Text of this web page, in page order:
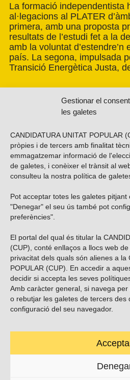
Gestionar el
les galetes
CANDIDATURA UNITAT POPULAR
pròpies i de tercers amb finalitat
emmagatzemar informació de
de galetes, i conèixer el trànsit al
consulteu la nostra política de
Pot acceptar totes les galetes pitjant
"Denegar" el seu ús també pot
preferències".
El portal del qual és titular la
(CUP), conté enllaços a llocs web
privacitat dels quals són alienes a la
POPULAR (CUP). En accedir a
decidir si accepta les seves
Amb caràcter general, si navega
o rebutjar les galetes de tercers des
configuració del seu navegador.
La formació independentista
al·legacions al PLATER
primera, amb una proposta
resultats de l’estudi fet a la
amb la voluntat d’estendre’n
país. La segona, impulsada
Transició Energètica Justa,
Vols subscriure’t al
Troba’ns a les
Carrer Casp 180